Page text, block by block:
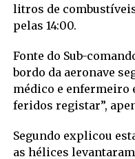
litros de
pelas 14:00.
Fonte do Sub-
bordo da aeronave
médico e enfermeiro
feridos registar”,
Segundo explicou
as hélices